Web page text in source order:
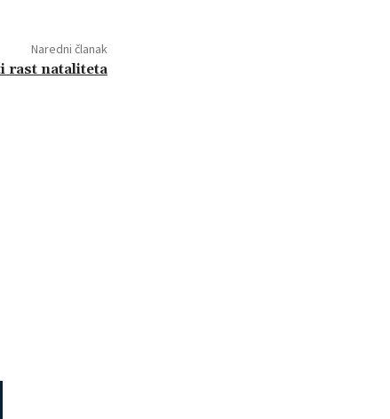
Naredni članak
rast nataliteta